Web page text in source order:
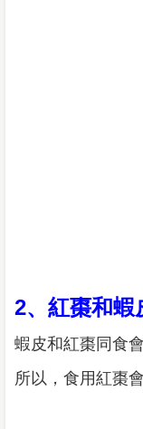
2、紅棗和蝦
蝦皮和紅棗同食會
所以，食用紅棗